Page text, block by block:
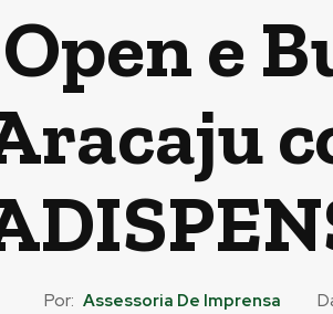
e
Por: Assessoria De Imprensa